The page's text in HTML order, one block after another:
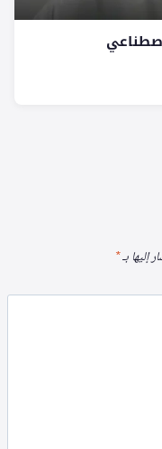
إليها بـ*